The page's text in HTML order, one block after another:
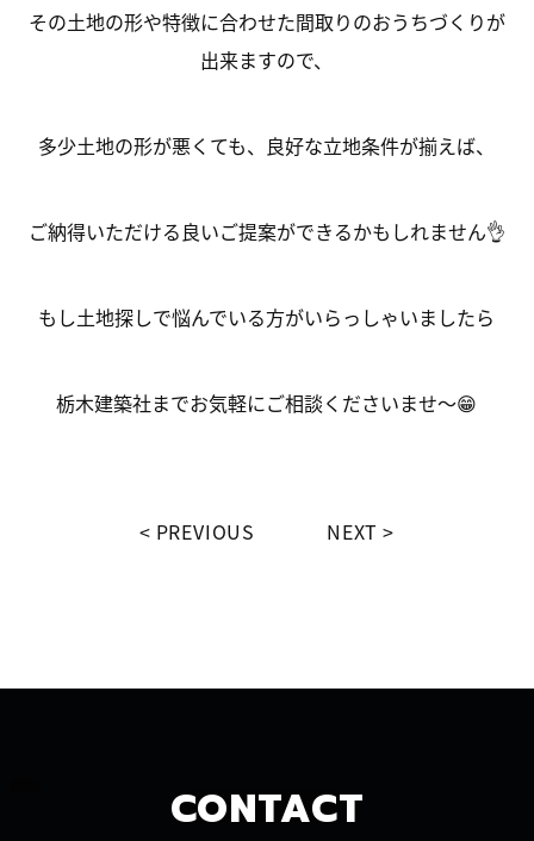
その土地の形や特徴に合わせた間取りのおうちづくりが
出来ますので、
多少土地の形が悪くても、良好な立地条件が揃えば、
ご納得いただける良いご提案ができるかもしれません👌
もし土地探しで悩んでいる方がいらっしゃいましたら
栃木建築社までお気軽にご相談くださいませ～😁
PREVIOUS NEXT
CONTACT